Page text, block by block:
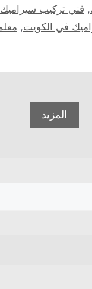
, فني تركيب سيراميك
في الكويت,
المزيد